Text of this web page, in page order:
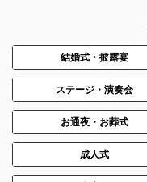
結婚式・披露宴
ステージ・演奏会
お通夜・お葬式
成人式